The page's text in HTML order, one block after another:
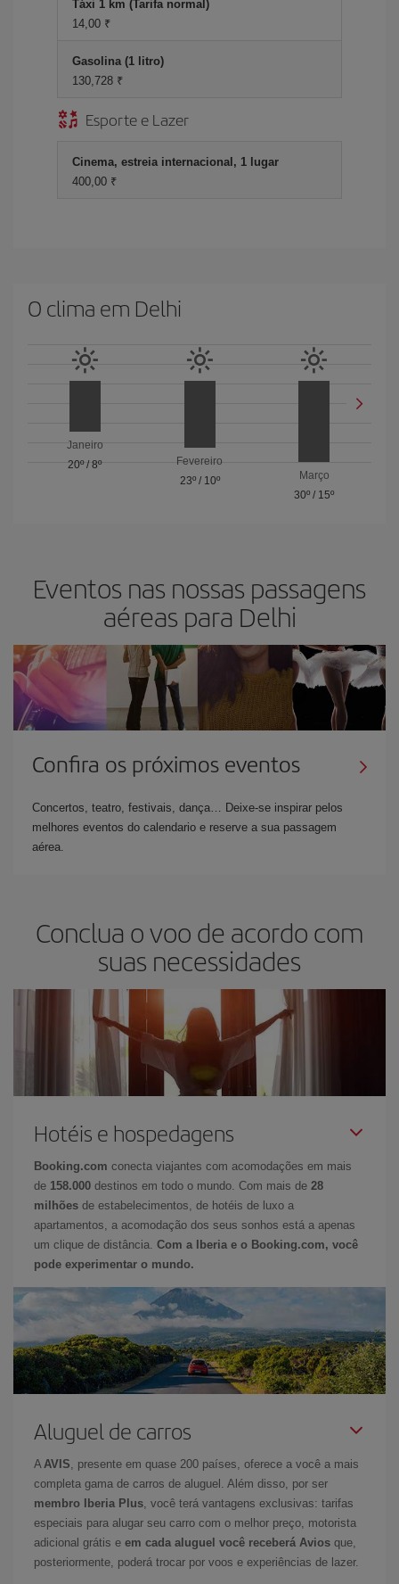
Táxi 1 km (Tarifa normal)
14,00 ₹
Gasolina (1 litro)
130,728 ₹
Esporte e Lazer
Cinema, estreia internacional, 1 lugar
400,00 ₹
O clima em Delhi
Janeiro
20º/8º
Fevereiro
23º/ 10º
Março
30º / 15º
Eventos nas nossas passagens
aéreas para Delhi
Confira os próximos eventos
Concertos, teatro, festivais, dança… Deixe-se inspirar pelos
melhores eventos do calendario e reserve a sua passagem
aérea.
Conclua o voo de acordo com
suas necessidades
Hotéis e hospedagens
Booking.com conecta viajantes com acomodações em mais
de 158.000 destinos em todo o mundo. Com mais de 28
milhões de estabelecimentos, de hotéis de luxo a
apartamentos, a acomodação dos seus sonhos está a apenas
um clique de distância. Com a Iberia e o Booking.com, você
pode experimentar o mundo.
Aluguel de carros
A AVIS , presente em quase 200 países, oferece a você a mais
completa gama de carros de aluguel. Além disso, por ser
membro Iberia Plus , você terá vantagens exclusivas: tarifas
especiais para alugar seu carro com o melhor preço, motorista
adicional grátis e em cada aluguel você receberá Avios que,
posteriormente, poderá trocar por voos e experiências de lazer.